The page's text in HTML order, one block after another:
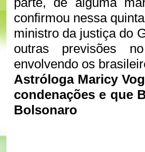
confirmou nessa
ministro da justiça do
outras previsões
envolvendo os
Astróloga Maricy
condenações e que
Bolsonaro